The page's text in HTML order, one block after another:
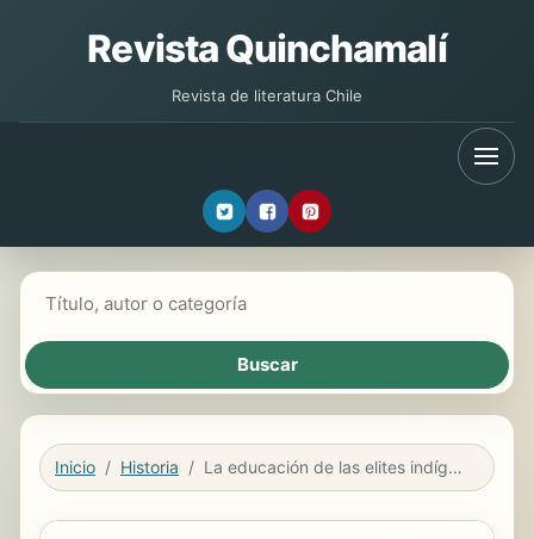
Revista Quinchamalí
Revista de literatura Chile
Inicio Historia La educación de las elites indígenas en el Perú colonial